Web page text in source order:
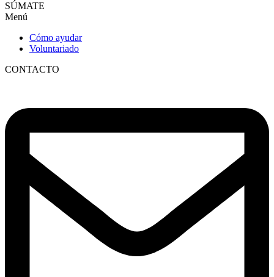
SÚMATE
Menú
Cómo ayudar
Voluntariado
CONTACTO